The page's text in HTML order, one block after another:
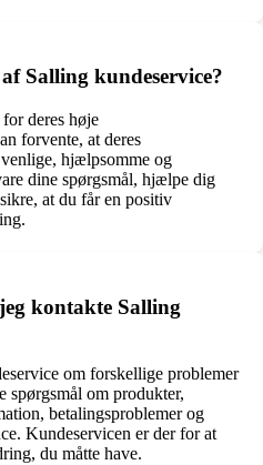
Salling kundeservice?
deres høje
forvente, at deres
hjælpsomme og
dine spørgsmål, hjælpe dig
at du får en positiv
kontakte Salling
om forskellige problemer
spørgsmål om produkter,
betalingsproblemer og
Kundeservicen er der for at
du måtte have.